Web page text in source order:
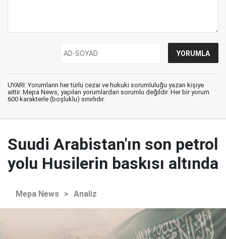
UYARI: Yorumların her türlü cezai ve hukuki sorumluluğu yazan kişiye
aittir. Mepa News, yapılan yorumlardan sorumlu değildir. Her bir yorum
600 karakterle (boşluklu) sınırlıdır.
Suudi Arabistan'ın son petrol
yolu Husilerin baskısı altında
Mepa News > Analiz